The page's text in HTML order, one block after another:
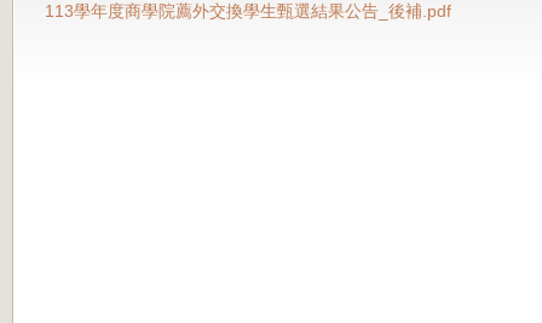
113學年度商學院薦外交換學生甄選結果公告_後補.pdf